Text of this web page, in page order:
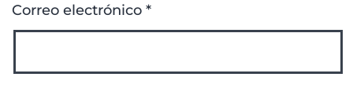
Correo electrónico *